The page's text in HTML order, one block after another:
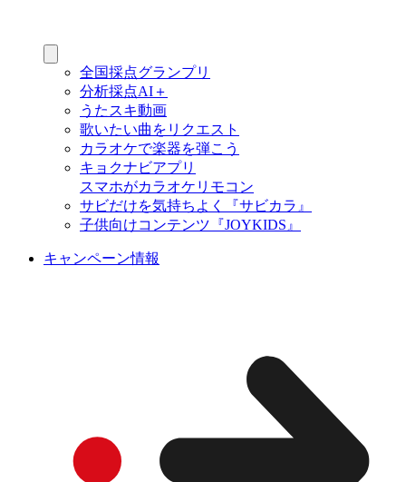
全国採点グランプリ
分析採点AI＋
うたスキ動画
歌いたい曲をリクエスト
カラオケで楽器を弾こう
キョクナビアプリ
スマホがカラオケリモコン
サビだけを気持ちよく『サビカラ』
子供向けコンテンツ『JOYKIDS』
キャンペーン情報